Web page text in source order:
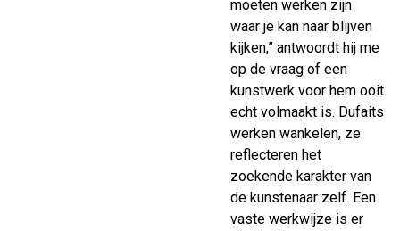
moeten werken zijn
waar je kan naar blijven
kijken,” antwoordt hij me
op de vraag of een
kunstwerk voor hem ooit
echt volmaakt is. Dufaits
werken wankelen, ze
reflecteren het
zoekende karakter van
de kunstenaar zelf. Een
vaste werkwijze is er